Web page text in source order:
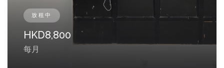
放租中
HKD8,800
每月